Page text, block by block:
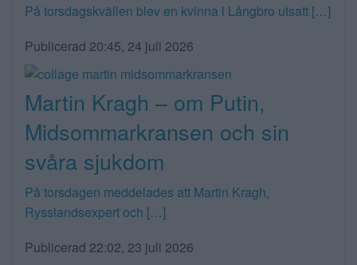
På torsdagskvällen blev en kvinna i Långbro utsatt […]
Publicerad 20:45, 24 juli 2026
Martin Kragh – om Putin,
Midsommarkransen och sin
svåra sjukdom
På torsdagen meddelades att Martin Kragh,
Rysslandsexpert och […]
Publicerad 22:02, 23 juli 2026